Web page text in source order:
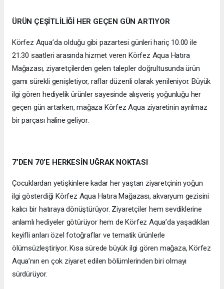
ÜRÜN ÇEŞİTLİLİĞİ HER GEÇEN GÜN ARTIYOR
Körfez Aqua’da olduğu gibi pazartesi günleri hariç 10.00 ile
21.30 saatleri arasında hizmet veren Körfez Aqua Hatıra
Mağazası, ziyaretçilerden gelen talepler doğrultusunda ürün
gamı sürekli genişletiyor, raflar düzenli olarak yenileniyor. Büyük
ilgi gören hediyelik ürünler sayesinde alışveriş yoğunluğu her
geçen gün artarken, mağaza Körfez Aqua ziyaretinin ayrılmaz
bir parçası haline geliyor.
7’DEN 70’E HERKESİN UĞRAK NOKTASI
Çocuklardan yetişkinlere kadar her yaştan ziyaretçinin yoğun
ilgi gösterdiği Körfez Aqua Hatıra Mağazası, akvaryum gezisini
kalıcı bir hatıraya dönüştürüyor. Ziyaretçiler hem sevdiklerine
anlamlı hediyeler götürüyor hem de Körfez Aqua’da yaşadıkları
keyifli anları özel fotoğraflar ve tematik ürünlerle
ölümsüzleştiriyor. Kısa sürede büyük ilgi gören mağaza, Körfez
Aqua’nın en çok ziyaret edilen bölümlerinden biri olmayı
sürdürüyor.